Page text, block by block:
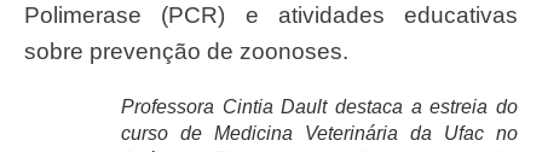
Polimerase (PCR) e atividades educativas
sobre prevenção de zoonoses.
Professora Cintia Dault destaca a estreia do
curso de Medicina Veterinária da Ufac no